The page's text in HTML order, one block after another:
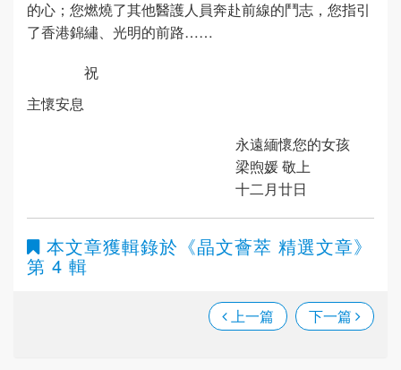
的心；您燃燒了其他醫護人員奔赴前線的鬥志，您指引
了香港錦繡、光明的前路……
祝
主懷安息
永遠緬懷您的女孩
梁煦媛 敬上
十二月廿日
本文章獲輯錄於 《晶文薈萃 精選文章》
第 4 輯
上一篇 下一篇